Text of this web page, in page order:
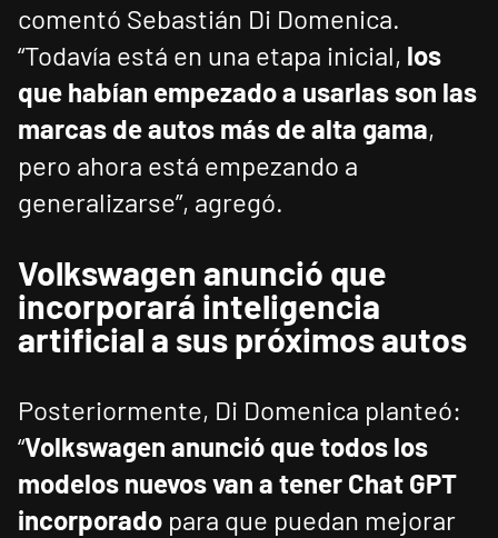
comentó Sebastián Di Domenica.
“Todavía está en una etapa inicial, los
que habían empezado a usarlas son las
marcas de autos más de alta gama,
pero ahora está empezando a
generalizarse”, agregó.
Volkswagen anunció que
incorporará inteligencia
artificial a sus próximos autos
Posteriormente, Di Domenica planteó:
“Volkswagen anunció que todos los
modelos nuevos van a tener Chat GPT
incorporado para que puedan mejorar